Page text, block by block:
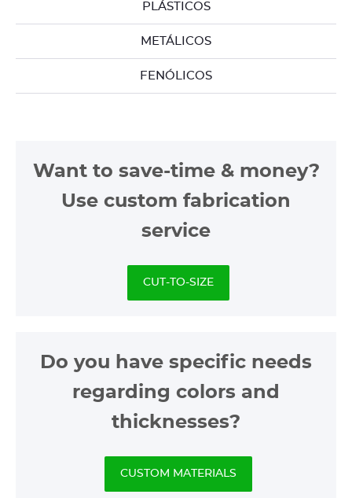
PLÁSTICOS
METÁLICOS
FENÓLICOS
Want to save-time & money?
Use custom fabrication
service
CUT-TO-SIZE
Do you have specific needs
regarding colors and
thicknesses?
CUSTOM MATERIALS